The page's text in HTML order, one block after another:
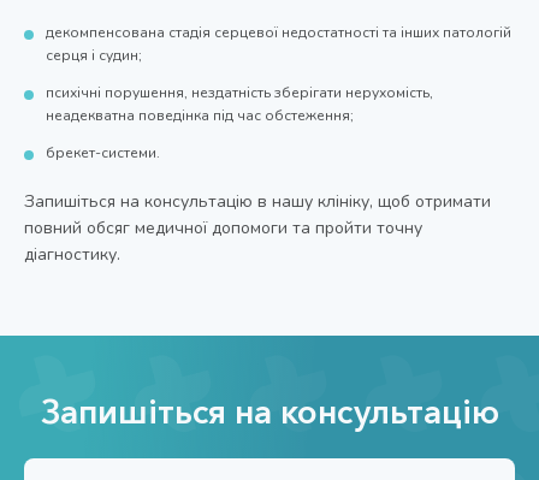
декомпенсована стадія серцевої недостатності та інших патологій
серця і судин;
психічні порушення, нездатність зберігати нерухомість,
неадекватна поведінка під час обстеження;
брекет-системи.
Запишіться на консультацію в нашу клініку, щоб отримати
повний обсяг медичної допомоги та пройти точну
діагностику.
Запишіться на консультацію